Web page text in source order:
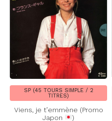
SP (45 TOURS SIMPLE / 2
TITRES)
Viens, je t’emmène (Promo
Japon
)